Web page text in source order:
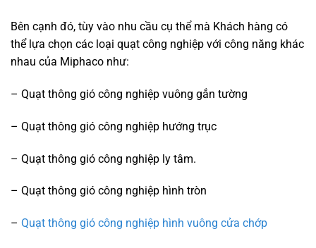
Bên cạnh đó, tùy vào nhu cầu cụ thể mà Khách hàng có
thể lựa chọn các loại quạt công nghiệp với công năng khác
nhau của Miphaco như:
– Quạt thông gió công nghiệp vuông gắn tường
– Quạt thông gió công nghiệp hướng trục
– Quạt thông gió công nghiệp ly tâm.
– Quạt thông gió công nghiệp hình tròn
– Quạt thông gió công nghiệp hình vuông cửa chớp